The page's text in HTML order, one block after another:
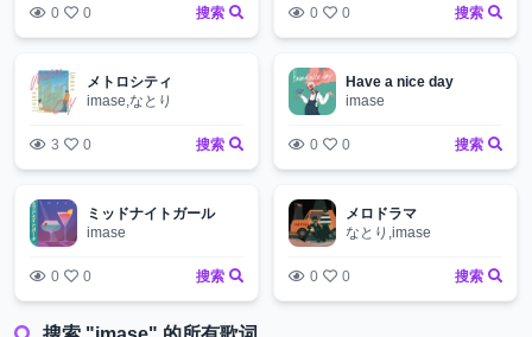
0 0 搜索 0 0 搜索
メトロシティ
imase,なとり
3 0 搜索
Have a nice day
imase
0 0 搜索
ミッドナイトガール
imase
0 0 搜索
メロドラマ
なとり,imase
0 0 搜索